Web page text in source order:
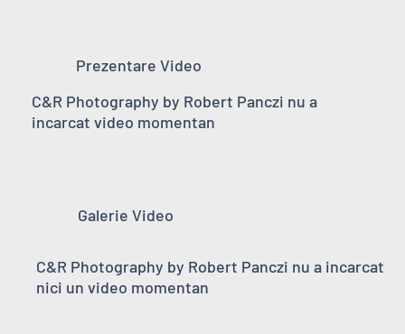
Prezentare Video
C&R Photography by Robert Panczi nu a
incarcat video momentan
Galerie Video
C&R Photography by Robert Panczi nu a incarcat
nici un video momentan